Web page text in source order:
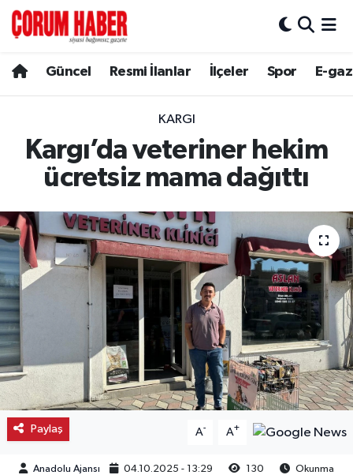
Güncel Resmi İlanlar İlçeler Spor E-
KARGI
Kargı’da veteriner hekim
ücretsiz mama dağıttı
Paylaş A- A+
Anadolu Ajansı 04.10.2025 - 13:29 130
Okunma
Spor
Resmi İlanlar
Alaca
Bayat
Boğazkale
Dodurga
Kargı
Laçin
Mecitözü
Hava Durumu
Çorum Namaz Vakitleri
Trafik Durumu
Süper Lig Puan Durumu ve Fikstür
Tüm Manşetler
Son Dakika Haberleri
Haber Arşivi